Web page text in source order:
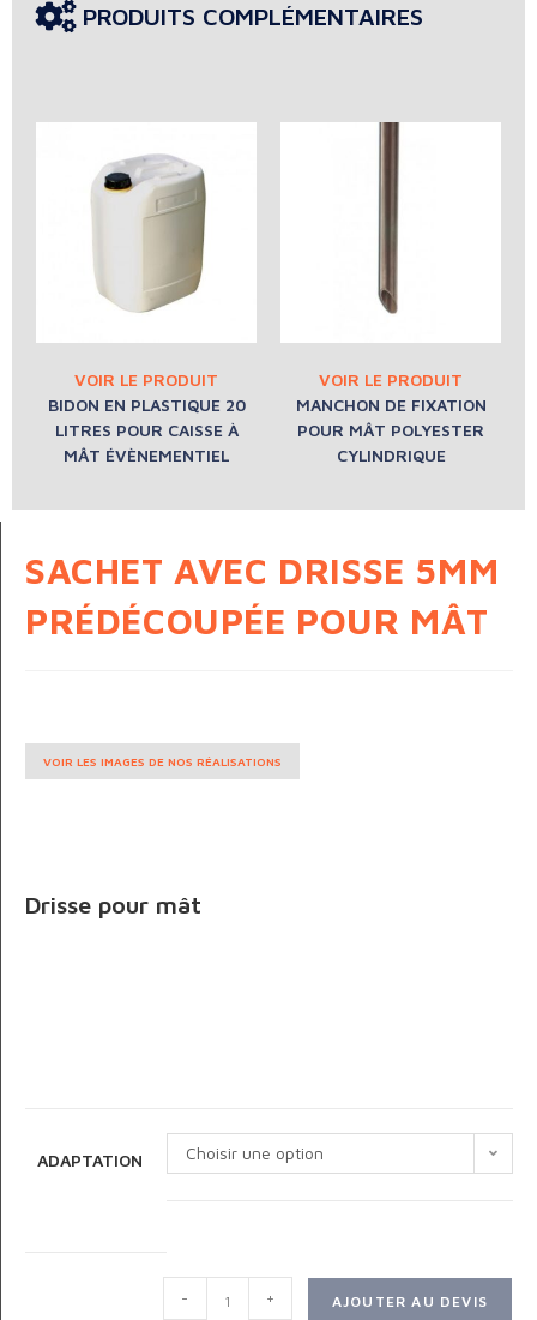
PRODUITS COMPLÉMENTAIRES
BIDON EN PLASTIQUE 20
LITRES POUR CAISSE À
MÂT ÉVÈNEMENTIEL
MANCHON DE FIXATION
POUR MÂT POLYESTER
CYLINDRIQUE
SACHET AVEC DRISSE 5MM
PRÉDÉCOUPÉE POUR MÂT
VOIR LES IMAGES DE NOS RÉALISATIONS
Drisse pour mât
ADAPTATION Choisir une option
- + AJOUTER AU DEVIS